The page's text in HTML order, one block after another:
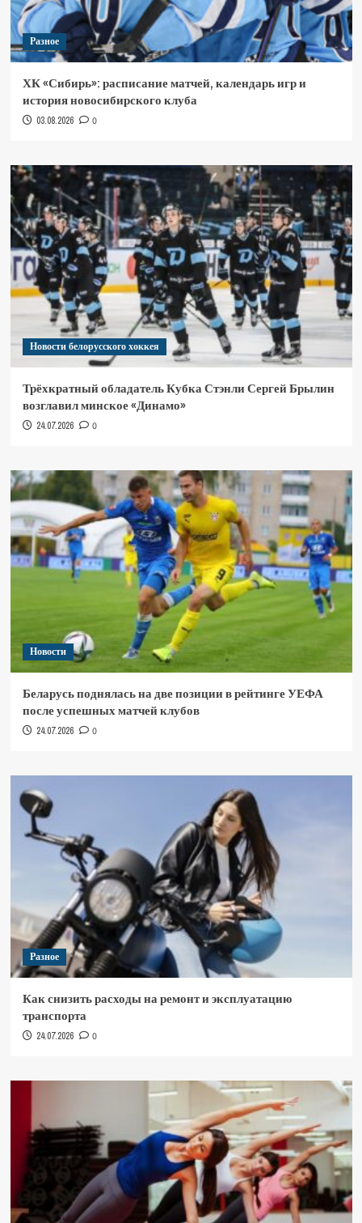
Разное
ХК «Сибирь»: расписание матчей, календарь игр и
история новосибирского клуба
03.08.2026 0
Новости белорусского хоккея
Трёхкратный обладатель Кубка Стэнли Сергей Брылин
возглавил минское «Динамо»
24.07.2026 0
Новости
Беларусь поднялась на две позиции в рейтинге УЕФА
после успешных матчей клубов
24.07.2026 0
Разное
Как снизить расходы на ремонт и эксплуатацию
транспорта
24.07.2026 0